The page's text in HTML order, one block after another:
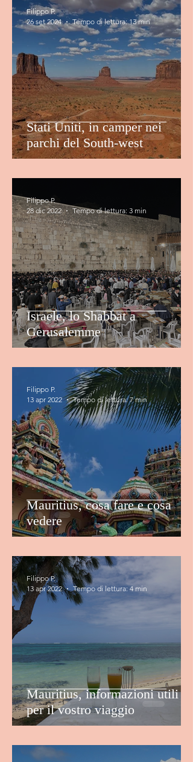
Stati Uniti, in camper nei
parchi del South-west
Filippo P.
26 set 2024
Tempo di lettura: 13 min
Israele, lo Shabbat a
Gerusalemme
Filippo P.
28 dic 2022
Tempo di lettura: 3 min
Mauritius, cosa fare e cosa
vedere
Filippo P.
13 apr 2022
Tempo di lettura: 7 min
Mauritius, informazioni utili
per il vostro viaggio
Filippo P.
13 apr 2022
Tempo di lettura: 4 min